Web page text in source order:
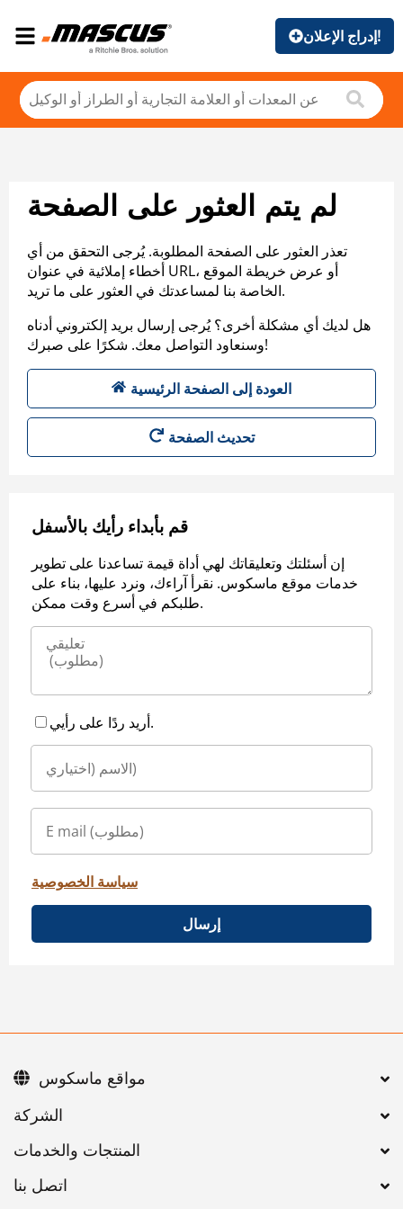
إدراج الإعلان!
لم يتم العثور على الصفحة
تعذر العثور على الصفحة المطلوبة. يُرجى التحقق من أي
أخطاء إملائية في عنوان URL، أو عرض خريطة الموقع
الخاصة بنا لمساعدتك في العثور على ما تريد.
هل لديك أي مشكلة أخرى؟ يُرجى إرسال بريد إلكتروني أدناه
وسنعاود التواصل معك. شكرًا على صبرك!
العودة إلى الصفحة الرئيسية
تحديث الصفحة
قم بأبداء رأيك بالأسفل
إن أسئلتك وتعليقاتك لهي أداة قيمة تساعدنا على تطوير
خدمات موقع ماسكوس. نقرأ آراءك، ونرد عليها، بناء على
طلبكم في أسرع وقت ممكن.
أريد ردًا على رأيي.
سياسة الخصوصية
إرسال
اتصل بنا
مواقع ماسكوس